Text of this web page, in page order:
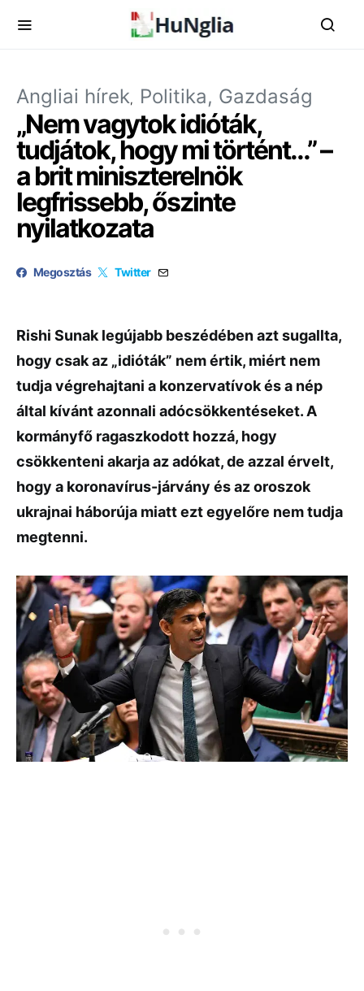
Angliai hírek Politika, Gazdaság
„Nem vagytok idióták,
tudjátok, hogy mi történt…” –
a brit miniszterelnök
legfrissebb, őszinte
nyilatkozata
Megosztás Twitter
Rishi Sunak legújabb beszédében azt sugallta,
hogy csak az „idióták” nem értik, miért nem
tudja végrehajtani a konzervatívok és a nép
által kívánt azonnali adócsökkentéseket. A
kormányfő ragaszkodott hozzá, hogy
csökkenteni akarja az adókat, de azzal érvelt,
hogy a koronavírus-járvány és az oroszok
ukrajnai háborúja miatt ezt egyelőre nem tudja
megtenni.